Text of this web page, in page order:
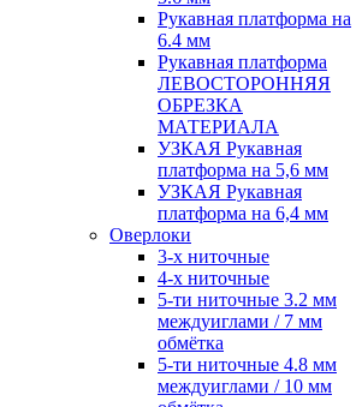
Рукавная платформа на
6.4 мм
Рукавная платформа
ЛЕВОСТОРОННЯЯ
ОБРЕЗКА
МАТЕРИАЛА
УЗКАЯ Рукавная
платформа на 5,6 мм
УЗКАЯ Рукавная
платформа на 6,4 мм
Оверлоки
3-х ниточные
4-х ниточные
5-ти ниточные 3.2 мм
междуиглами / 7 мм
обмётка
5-ти ниточные 4.8 мм
междуиглами / 10 мм